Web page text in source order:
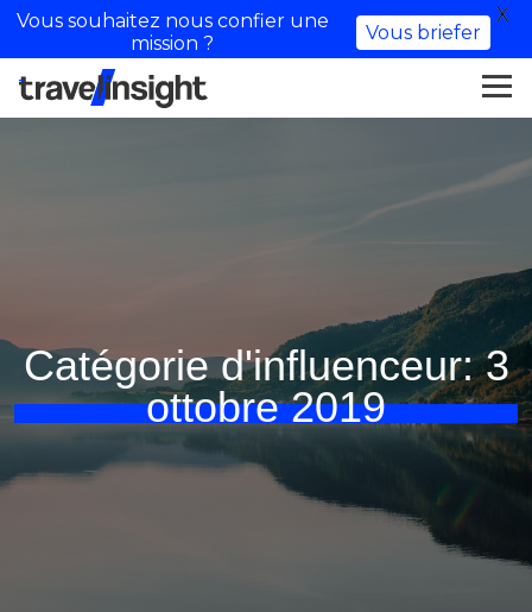
Catégorie d'influenceur:3
ottobre 2019
Vous souhaitez nous confier une
mission ?
Vous briefer
X